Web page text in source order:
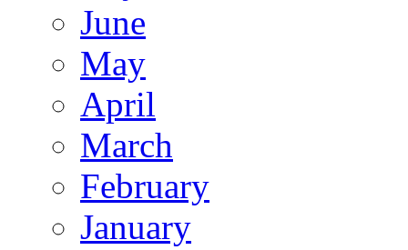
June
May
April
March
February
January